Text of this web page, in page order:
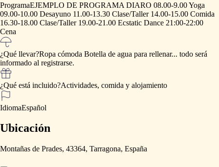
ProgramaEJEMPLO DE PROGRAMA DIARO 08.00-9.00Yoga
09.00-10.00 Desayuno 11.00-13.30 Clase​/​Taller 14.00-15.00 Comida
16.30-18.00 Clase​/​Taller 19.00-21.00 Ecstatic Dance 21:00-22:00
Cena
¿Qué llevar?Ropa cómoda Botella de agua para rellenar... todo será
informado al registrarse.
¿Qué está incluido?Actividades, comida y alojamiento
IdiomaEspañol
Ubicación
Montañas de Prades, 43364, Tarragona, España